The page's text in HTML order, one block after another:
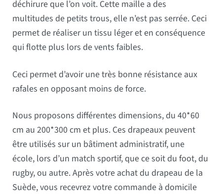
déchirure que l’on voit. Cette maille a des
multitudes de petits trous, elle n’est pas serrée. Ceci
permet de réaliser un tissu léger et en conséquence
qui flotte plus lors de vents faibles.
Ceci permet d’avoir une très bonne résistance aux
rafales en opposant moins de force.
Nous proposons différentes dimensions, du 40*60
cm au 200*300 cm et plus. Ces drapeaux peuvent
être utilisés sur un bâtiment administratif, une
école, lors d’un match sportif, que ce soit du foot, du
rugby, ou autre. Après votre achat du drapeau de la
Suède, vous recevrez votre commande à domicile